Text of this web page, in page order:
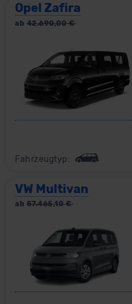
Opel Zafira
ab 42.690,00€
Fahrzeugtyp:
VW Multivan
ab 57.465,10€